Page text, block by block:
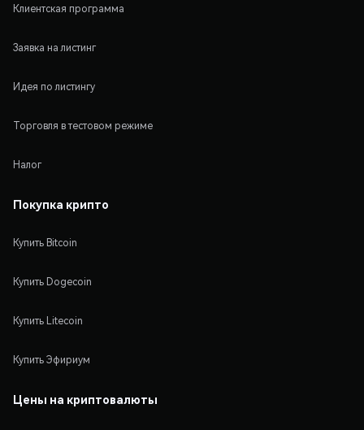
Клиентская программа
Заявка на листинг
Идея по листингу
Торговля в тестовом режиме
Налог
Покупка крипто
Купить Bitcoin
Купить Dogecoin
Купить Litecoin
Купить Эфириум
Цены на криптовалюты